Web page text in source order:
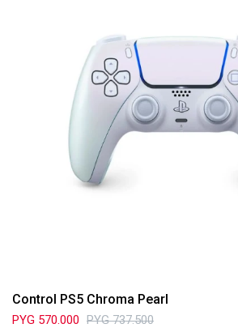
Control PS5 Chroma Pearl
PYG 570.000 PYG 737.500